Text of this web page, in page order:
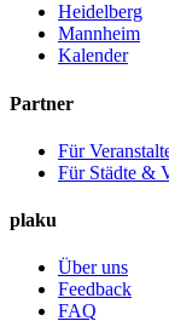
Heidelberg
Mannheim
Kalender
Partner
Für
Für Städte &
plaku
Über uns
Feedback
FAQ